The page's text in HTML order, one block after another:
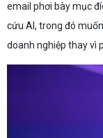
email phơi bày mục
cứu AI, trong đó
doanh nghiệp thay vì